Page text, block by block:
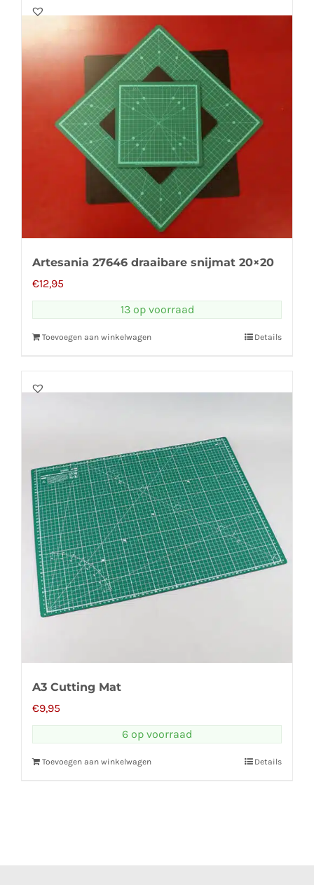
Artesania 27646 draaibare snijmat 20×20
€12,95
13 op voorraad
Toevoegen aan winkelwagen Details
A3 Cutting Mat
€9,95
6 op voorraad
Toevoegen aan winkelwagen Details